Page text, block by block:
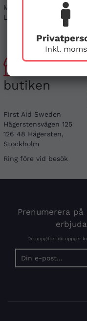
Inkl. moms
Mån - Fre 08-17
Lör & Sön - stängt
Besök
butiken
First Aid Sweden
Hägerstensvägen 125
126 48 Hägersten,
Stockholm
Ring före vid besök
Prenumerera
De uppgifter du uppger